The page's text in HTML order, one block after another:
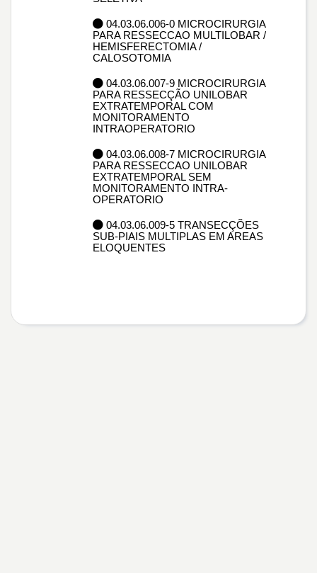
04.03.06.006-0 MICROCIRURGIA
PARA RESSECCAO MULTILOBAR /
HEMISFERECTOMIA /
CALOSOTOMIA
04.03.06.007-9 MICROCIRURGIA
PARA RESSECÇÃO UNILOBAR
EXTRATEMPORAL COM
MONITORAMENTO
INTRAOPERATORIO
04.03.06.008-7 MICROCIRURGIA
PARA RESSECCAO UNILOBAR
EXTRATEMPORAL SEM
MONITORAMENTO INTRA-
OPERATORIO
04.03.06.009-5 TRANSECÇÕES
SUB-PIAIS MULTIPLAS EM AREAS
ELOQUENTES